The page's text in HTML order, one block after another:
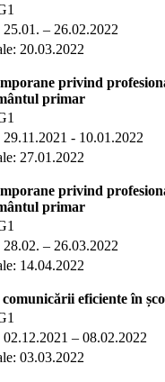
– 26.02.2022
20.03.2022
privind
primar
- 10.01.2022
27.01.2022
privind
primar
– 26.03.2022
14.04.2022
eficiente în
– 08.02.2022
03.03.2022